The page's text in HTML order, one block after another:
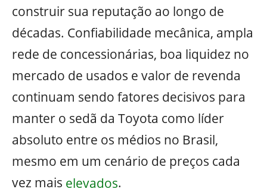
construir sua reputação ao longo de
décadas. Confiabilidade mecânica, ampla
rede de concessionárias, boa liquidez no
mercado de usados e valor de revenda
continuam sendo fatores decisivos para
manter o sedã da Toyota como líder
absoluto entre os médios no Brasil,
mesmo em um cenário de preços cada
vez mais elevados.